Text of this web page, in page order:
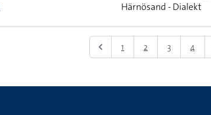
Härnösand - Dialekt
1 2 3 4